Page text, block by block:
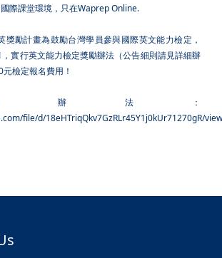
際課堂環境，只在Waprep Online.
勵計畫為鼓勵台灣學員參與國際英文能力檢定，
實行英文能力檢定獎勵辦法（公告細則請見詳細辦
檢定報名費用！
辦法：
file/d/18eHTriqQkv7GzRLr45Y1j0kUr71270gR/view